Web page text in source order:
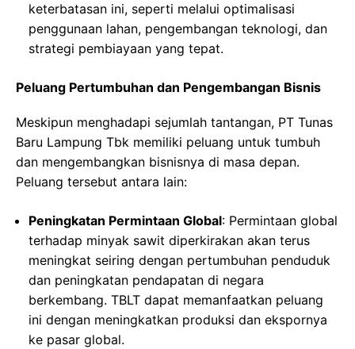
keterbatasan ini, seperti melalui optimalisasi
penggunaan lahan, pengembangan teknologi, dan
strategi pembiayaan yang tepat.
Peluang Pertumbuhan dan Pengembangan Bisnis
Meskipun menghadapi sejumlah tantangan, PT Tunas
Baru Lampung Tbk memiliki peluang untuk tumbuh
dan mengembangkan bisnisnya di masa depan.
Peluang tersebut antara lain:
Peningkatan Permintaan Global: Permintaan global
terhadap minyak sawit diperkirakan akan terus
meningkat seiring dengan pertumbuhan penduduk
dan peningkatan pendapatan di negara
berkembang. TBLT dapat memanfaatkan peluang
ini dengan meningkatkan produksi dan ekspornya
ke pasar global.